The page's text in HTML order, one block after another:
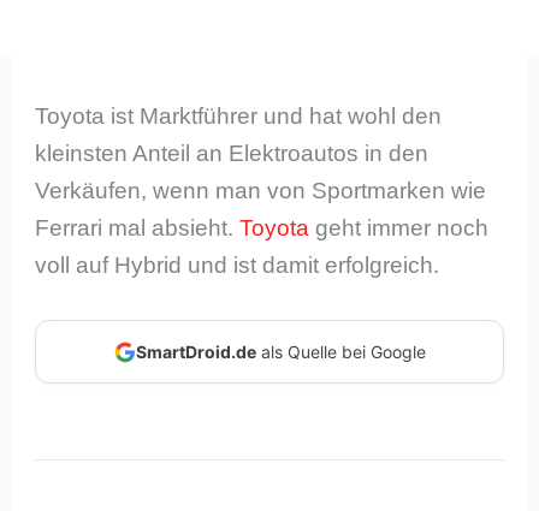
Toyota ist Marktführer und hat wohl den
kleinsten Anteil an Elektroautos in den
Verkäufen, wenn man von Sportmarken wie
Ferrari mal absieht.Toyota geht immer noch
voll auf Hybrid und ist damit erfolgreich.
SmartDroid.deals Quelle bei Google